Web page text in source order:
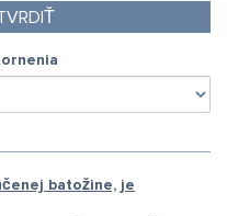
batožine, je